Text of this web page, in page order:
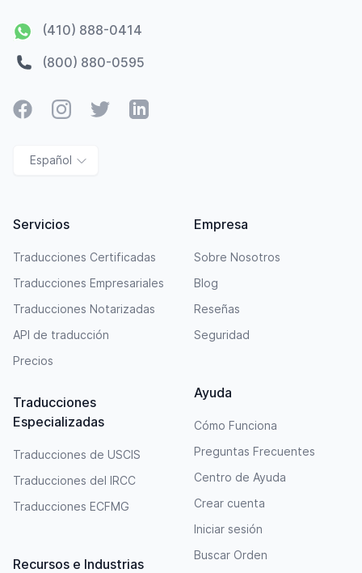
(410) 888-0414
(800) 880-0595
FacebookInstagramTwitter LinkedIn
Español
Servicios
Traducciones Certificadas
Traducciones Empresariales
Traducciones Notarizadas
API de traducción
Precios
Traducciones
Especializadas
Traducciones de USCIS
Traducciones del IRCC
Traducciones ECFMG
Recursos e Industrias
Empresa
Sobre Nosotros
Blog
Reseñas
Seguridad
Ayuda
Cómo Funciona
Preguntas Frecuentes
Centro de Ayuda
Crear cuenta
Iniciar sesión
Buscar Orden